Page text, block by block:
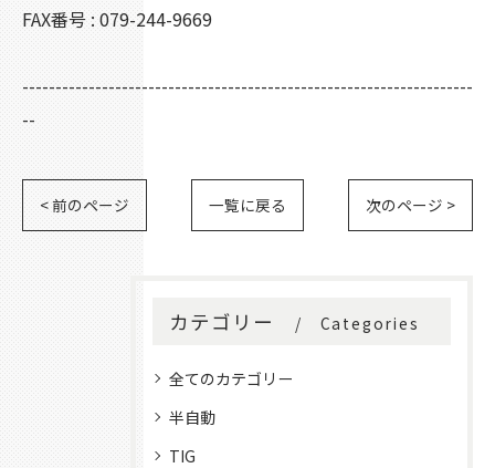
FAX番号 : 079-244-9669
--------------------------------------------------------------------
--
< 前のページ 一覧に戻る 次のページ >
カテゴリー Categories
全てのカテゴリー
半自動
TIG